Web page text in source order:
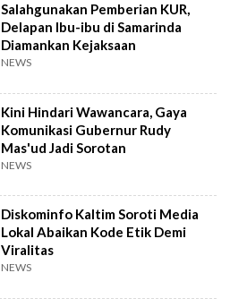
Salahgunakan Pemberian KUR,
Delapan Ibu-ibu di Samarinda
Diamankan Kejaksaan
NEWS
Kini Hindari Wawancara, Gaya
Komunikasi Gubernur Rudy
Mas'ud Jadi Sorotan
NEWS
Diskominfo Kaltim Soroti Media
Lokal Abaikan Kode Etik Demi
Viralitas
NEWS